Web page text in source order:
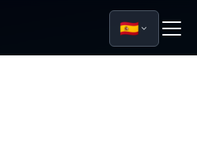
🇪🇸